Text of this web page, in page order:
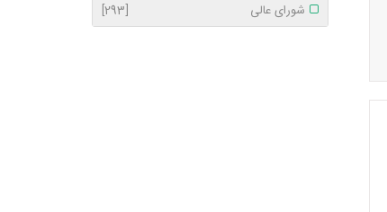
شورای عالی
[293]